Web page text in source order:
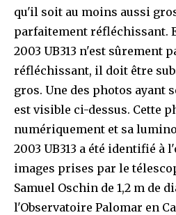
qu'il soit au moins aussi
parfaitement réfléchissant.
2003 UB313 n'est sûrement
réfléchissant, il doit être
gros. Une des photos ayant
est visible ci-dessus. Cette
numériquement et sa
2003 UB313 a été identifié à
images prises par le
Samuel Oschin de 1,2 m de
l'Observatoire Palomar en